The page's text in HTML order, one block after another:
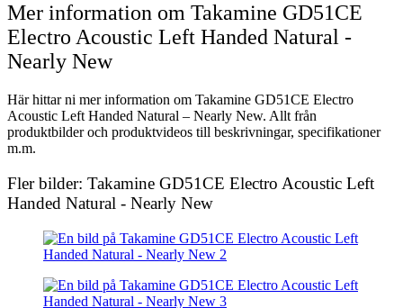
Mer information om Takamine GD51CE
Electro Acoustic Left Handed Natural -
Nearly New
Här hittar ni mer information om Takamine GD51CE Electro
Acoustic Left Handed Natural – Nearly New. Allt från
produktbilder och produktvideos till beskrivningar, specifikationer
m.m.
Fler bilder: Takamine GD51CE Electro Acoustic Left
Handed Natural - Nearly New